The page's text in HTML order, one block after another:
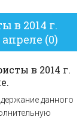
в 2014 г.
(0)
в 2014 г.
данного